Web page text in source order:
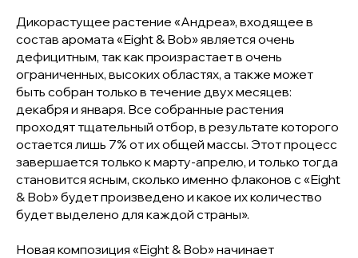
Дикорастущее растение «Андреа», входящее в
состав аромата «Eight & Bob» является очень
дефицитным, так как произрастает в очень
ограниченных, высоких областях, а также может
быть собран только в течение двух месяцев:
декабря и января. Все собранные растения
проходят тщательный отбор, в результате которого
остается лишь 7% от их общей массы. Этот процесс
завершается только к марту-апрелю, и только тогда
становится ясным, сколько именно флаконов с «Eight
& Bob» будет произведено и какое их количество
будет выделено для каждой страны».
Новая композиция «Eight & Bob» начинает